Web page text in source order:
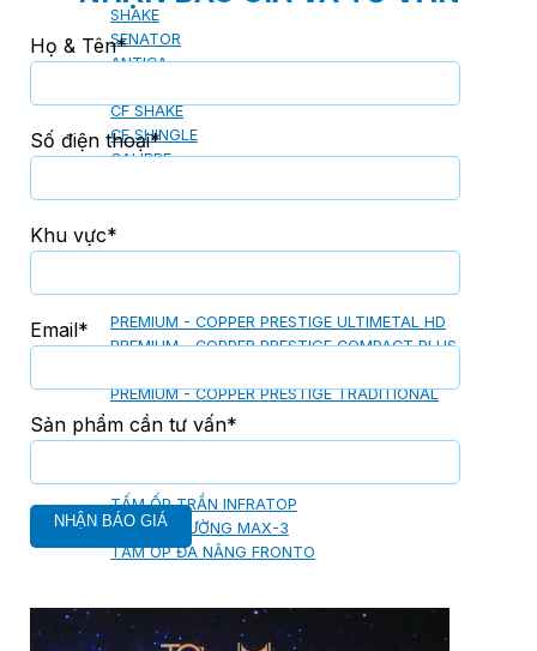
SHAKE
SENATOR
ANTICA
CF SHAKE
CF SHINGLE
CALIBRE
PREMIUM - COPPER PRESTIGE ULTIMETAL HD
PREMIUM - COPPER PRESTIGE COMPACT PLUS
PREMIUM - COPPER PRESTIGE TRADITIONAL
TẤM ỐP TRẦN INFRATOP
TẤM ỐP TƯỜNG MAX-3
TẤM ỐP ĐA NĂNG FRONTO
Họ & Tên*
Số điện thoại*
Khu vực*
Email*
Sản phẩm cần tư vấn*